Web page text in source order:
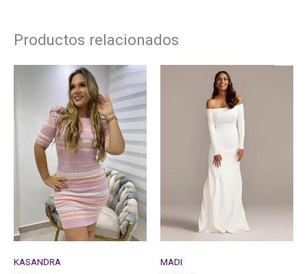
Productos relacionados
KASANDRA
MADI